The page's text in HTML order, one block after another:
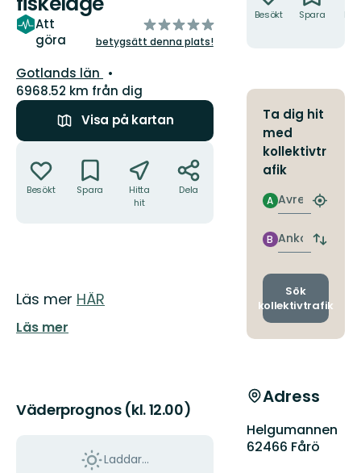
Att
göra
av
5
betygsätt denna plats!
Län:
Gotlands län
6968.52 km från dig
Visa på kartan
Besökt Spara
Hitta
hit
Dela
Beskrivning
Läs mer HÄR
Läs mer
Väderprognos (kl. 12.00)
Laddar...
Besökt Spara
Ta dig hit
med
kollektivtr
afik
Avresa
A
Hitta
Ankomst
B
Byt
och
Sök
kollektivtrafik
Adress
Helgumannen
62466 Fårö